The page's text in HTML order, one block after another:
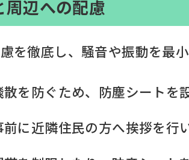
辺への配慮
を徹底し、騒音や振動を最
を防ぐため、防塵シートを
前に近隣住民の方へ挨拶を行